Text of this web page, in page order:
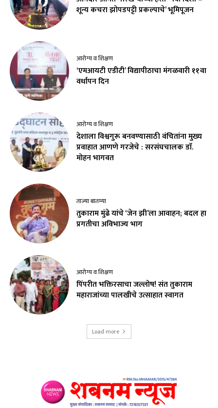
शून्य कचरा झोपडपट्टी प्रकल्पाचे’ भूमिपूजन
आरोग्य व शिक्षण
‘एमआयटी एडीटी’ विद्यापीठाचा मंगळवारी ११वा
वर्धापन दिन
आरोग्य व शिक्षण
देशाला विश्वगुरू बनवण्यासाठी वंचितांना मुख्य
प्रवाहात आणणे गरजेचे : सरसंघचालक डाॅ.
मोहन भागवत
ताज्या बातम्या
तुकाराम मुंढे यांचे ‘जेन झी’ला आवाहन; बदल हा
प्रगतीचा अविभाज्य भाग
आरोग्य व शिक्षण
पिंपरीत भक्तिरसाचा जल्लोष! संत तुकाराम
महाराजांच्या पालखीचे उत्साहात स्वागत
Load more